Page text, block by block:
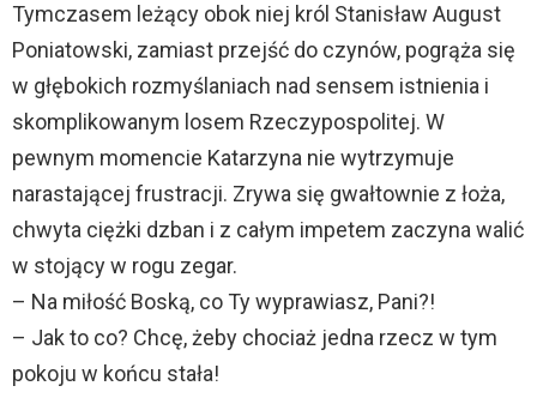
Tymczasem leżący obok niej król Stanisław August
Poniatowski, zamiast przejść do czynów, pogrąża się
w głębokich rozmyślaniach nad sensem istnienia i
skomplikowanym losem Rzeczypospolitej. W
pewnym momencie Katarzyna nie wytrzymuje
narastającej frustracji. Zrywa się gwałtownie z łoża,
chwyta ciężki dzban i z całym impetem zaczyna walić
w stojący w rogu zegar.
– Na miłość Boską, co Ty wyprawiasz, Pani?!
– Jak to co? Chcę, żeby chociaż jedna rzecz w tym
pokoju w końcu stała!